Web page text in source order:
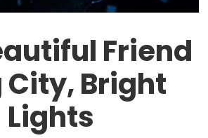
Friend
City, Bright
Lights